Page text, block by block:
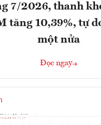
7/2026, thanh
tăng 10,39%, tự
một nửa
Đọc ngay